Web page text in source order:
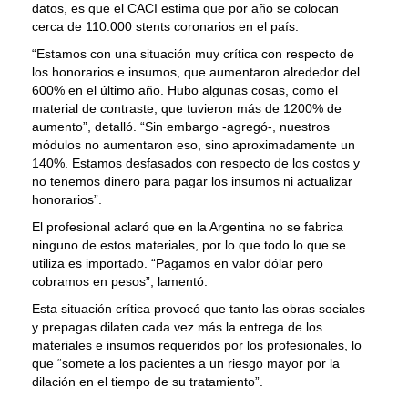
datos, es que el CACI estima que por año se colocan
cerca de 110.000 stents coronarios en el país.
“Estamos con una situación muy crítica con respecto de
los honorarios e insumos, que aumentaron alrededor del
600% en el último año. Hubo algunas cosas, como el
material de contraste, que tuvieron más de 1200% de
aumento”, detalló. “Sin embargo -agregó-, nuestros
módulos no aumentaron eso, sino aproximadamente un
140%. Estamos desfasados con respecto de los costos y
no tenemos dinero para pagar los insumos ni actualizar
honorarios”.
El profesional aclaró que en la Argentina no se fabrica
ninguno de estos materiales, por lo que todo lo que se
utiliza es importado. “Pagamos en valor dólar pero
cobramos en pesos”, lamentó.
Esta situación crítica provocó que tanto las obras sociales
y prepagas dilaten cada vez más la entrega de los
materiales e insumos requeridos por los profesionales, lo
que “somete a los pacientes a un riesgo mayor por la
dilación en el tiempo de su tratamiento”.